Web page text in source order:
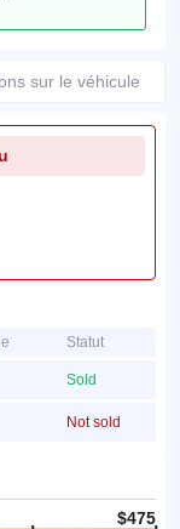
sur le véhicule
Statut
Sold
Not sold
$475